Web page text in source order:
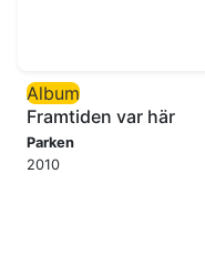
Album
Framtiden var här
Parken
2010